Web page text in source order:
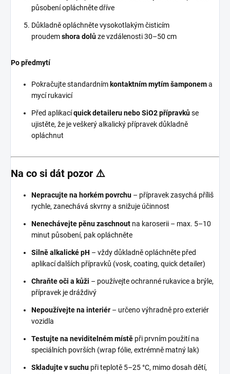
působení opláchněte dříve
Důkladně opláchněte vysokotlakým čisticím
proudemshora dolůze vzdálenosti 30–50 cm
Po předmytí
Pokračujte standardním kontaktním mytím šamponema
mycí rukavicí
Před aplikacíquick detaileru nebo SiO2 přípravkůse
ujistěte, že je veškerý alkalický přípravek důkladně
opláchnut
Na co si dát pozor ⚠️
Nepracujte na horkém povrchu – přípravek zasychá příliš
rychle, zanechává skvrny a snižuje účinnost
Nenechávejte pěnu zaschnout na karoserii – max. 5–10
minut působení, pak opláchněte
Silně alkalické pH – vždy důkladně opláchněte před
aplikací dalších přípravků (vosk, coating, quick detailer)
Chraňte oči a kůži – používejte ochranné rukavice a brýle,
přípravek je dráždivý
Nepoužívejte na interiér – určeno výhradně pro exteriér
vozidla
Testujte na neviditelném místě při prvním použití na
speciálních površích (wrap fólie, extrémně matný lak)
Skladujte v suchu při teplotě 5–25 °C, mimo dosah dětí,